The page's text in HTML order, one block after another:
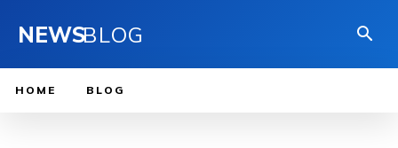
NEWSBLOG
HOME BLOG